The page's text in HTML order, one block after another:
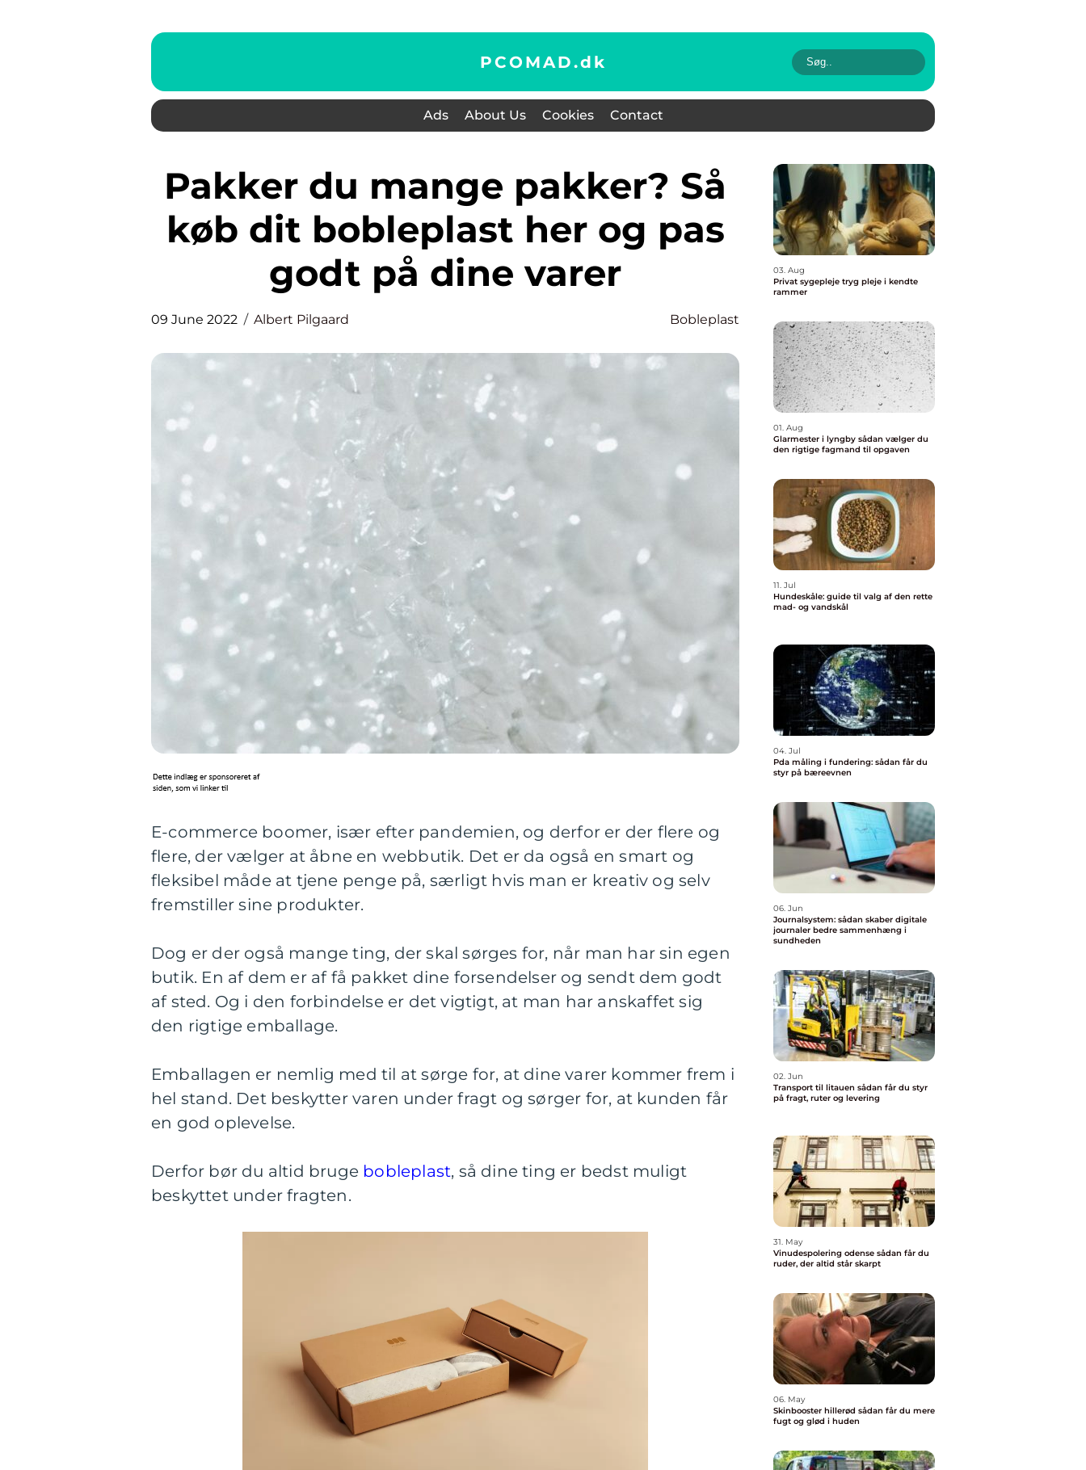
PCOMAD.dk
Ads About Us Cookies Contact
Pakker du mange pakker? Så
køb dit bobleplast her og pas
godt på dine varer
09 June 2022 Albert Pilgaard Bobleplast
E-commerce boomer, især efter pandemien, og derfor er der flere og
flere, der vælger at åbne en webbutik. Det er da også en smart og
fleksibel måde at tjene penge på, særligt hvis man er kreativ og selv
fremstiller sine produkter.
Dog er der også mange ting, der skal sørges for, når man har sin egen
butik. En af dem er af få pakket dine forsendelser og sendt dem godt
af sted. Og i den forbindelse er det vigtigt, at man har anskaffet sig
den rigtige emballage.
Emballagen er nemlig med til at sørge for, at dine varer kommer frem i
hel stand. Det beskytter varen under fragt og sørger for, at kunden får
en god oplevelse.
Derfor bør du altid bruge bobleplast, så dine ting er bedst muligt
beskyttet under fragten.
03. Aug
Privat sygepleje tryg pleje i kendte
rammer
01. Aug
Glarmester i lyngby sådan vælger du
den rigtige fagmand til opgaven
11. Jul
Hundeskåle: guide til valg af den rette
mad- og vandskål
04. Jul
Pda måling i fundering: sådan får du
styr på bæreevnen
06. Jun
Journalsystem: sådan skaber digitale
journaler bedre sammenhæng i
sundheden
02. Jun
Transport til litauen sådan får du styr
på fragt, ruter og levering
31. May
Vinudespolering odense sådan får du
ruder, der altid står skarpt
06. May
Skinbooster hillerød sådan får du mere
fugt og glød i huden